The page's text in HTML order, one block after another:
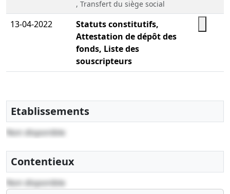
, Transfert du siège social
13-04-2022
Statuts constitutifs,
Attestation de dépôt des
fonds, Liste des
souscripteurs
Etablissements
Non disponible
Contentieux
Non disponible